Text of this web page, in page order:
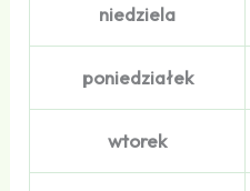
niedziela
poniedziałek
wtorek